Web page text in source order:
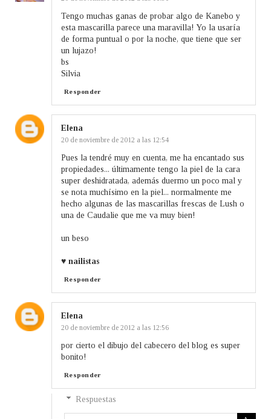
Tengo muchas ganas de probar algo de Kanebo y
esta mascarilla parece una maravilla! Yo la usaría
de forma puntual o por la noche, que tiene que ser
un lujazo!
bs
Silvia
Responder
Elena
20 de noviembre de 2012 a las 12:54
Pues la tendré muy en cuenta, me ha encantado sus
propiedades... últimamente tengo la piel de la cara
super deshidratada, además duermo un poco mal y
se nota muchísimo en la piel... normalmente me
hecho algunas de las mascarillas frescas de Lush o
una de Caudalie que me va muy bien!
un beso
♥ nailistas
Responder
Elena
20 de noviembre de 2012 a las 12:56
por cierto el dibujo del cabecero del blog es super
bonito!
Responder
Respuestas